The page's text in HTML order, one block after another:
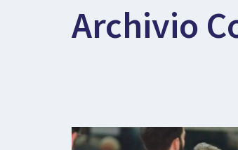
Archivio